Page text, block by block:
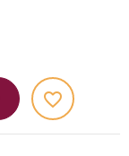
favorite_border